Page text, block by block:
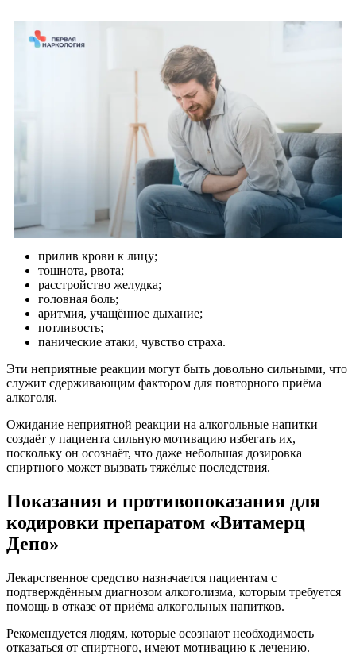
прилив крови к лицу;
тошнота, рвота;
расстройство желудка;
головная боль;
аритмия, учащённое дыхание;
потливость;
панические атаки, чувство страха.
Эти неприятные реакции могут быть довольно сильными, что
служит сдерживающим фактором для повторного приёма
алкоголя.
Ожидание неприятной реакции на алкогольные напитки
создаёт у пациента сильную мотивацию избегать их,
поскольку он осознаёт, что даже небольшая дозировка
спиртного может вызвать тяжёлые последствия.
Показания и противопоказания для
кодировки препаратом «Витамерц
Депо»
Лекарственное средство назначается пациентам с
подтверждённым диагнозом алкоголизма, которым требуется
помощь в отказе от приёма алкогольных напитков.
Рекомендуется людям, которые осознают необходимость
отказаться от спиртного, имеют мотивацию к лечению.